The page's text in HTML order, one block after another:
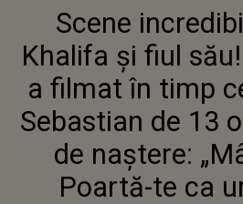
CE ÎL
13 ORI
UN
Scene
Khalifa și fiul
a filmat în timp
Sebastian de 13
de naștere:
Poartă-te ca